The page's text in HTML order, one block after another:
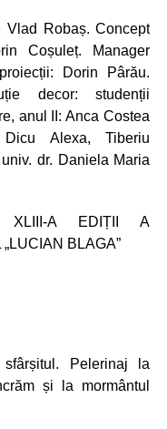
Vlad Robaș. Concept
Coșuleț. Manager
Dorin Pârău.
decor: studenții
anul II: Anca Costea
Dicu Alexa, Tiberiu
dr. Daniela Maria
XLIII-A EDIȚII A
BLAGA”
Pelerinaj la
și la mormântul